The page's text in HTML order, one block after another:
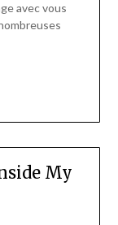
avec vous
My